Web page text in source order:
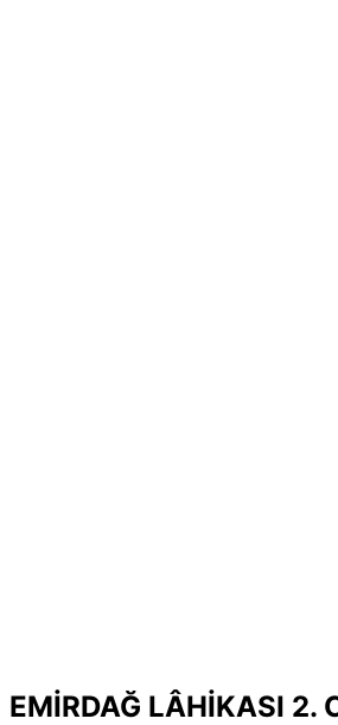
EMİRDAĞ LÂHİKASI 2.